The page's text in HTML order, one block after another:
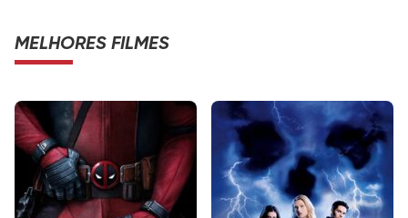
MELHORES FILMES